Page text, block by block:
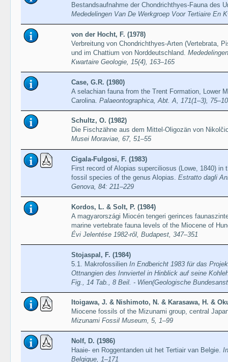
Bestandsaufnahme der Chondrichthyes-Fauna des
Mededelingen Van De Werkgroep Voor Tertiaire En
von der Hocht, F. (1978)
Verbreitung von Chondrichthyes-Arten (Vertebrata,
und im Chattium von Norddeutschland.
Kwartaire Geologie, 15(4), 163–165
Case, G.R. (1980)
A selachian fauna from the Trent Formation, Lower
Carolina. Palaeontographica, Abt. A, 171(1–3),
Schultz, O. (1982)
Die Fischzähne aus dem Mittel-Oligozän von
Musei Moraviae, 67, 51–55
Cigala-Fulgosi, F. (1983)
First record of Alopias superciliosus (Lowe, 1840) in
fossil species of the genus Alopias. Estratto dagli
Genova, 84: 211–229
Kordos, L. & Solt, P. (1984)
A magyarországi Miocén tengeri gerinces
marine vertebrate fauna levels of the Miocene of
Évi Jelentése 1982-ről, Budapest, 347–351
Stojaspal, F. (1984)
5.1. Makrofossilien In Endbericht 1983 für das
Ottnangien des Innviertel in Hinblick auf seine
Fig., 14 Tab., 8 Beil. - Wien(Geologische
Itoigawa, J. & Nishimoto, N. & Karasawa, H. &
Miocene fossils of the Mizunami group, central
Mizunami Fossil Museum, 5, 1–99
Nolf, D. (1986)
Haaie- en Roggentanden uit het Tertiair van Belgie.
Belgique, 1–171